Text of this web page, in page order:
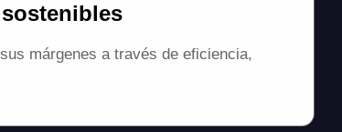
márgenes a través de eficiencia,